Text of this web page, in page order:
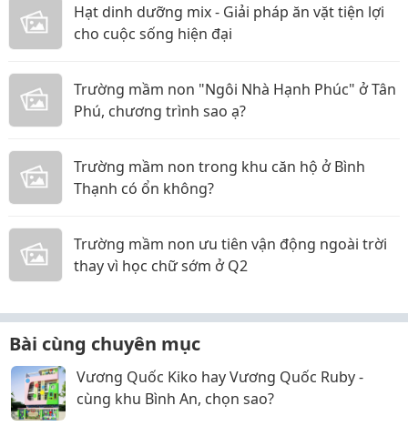
Hạt dinh dưỡng mix - Giải pháp ăn vặt tiện lợi
cho cuộc sống hiện đại
Trường mầm non "Ngôi Nhà Hạnh Phúc" ở Tân
Phú, chương trình sao ạ?
Trường mầm non trong khu căn hộ ở Bình
Thạnh có ổn không?
Trường mầm non ưu tiên vận động ngoài trời
thay vì học chữ sớm ở Q2
Bài cùng chuyên mục
Vương Quốc Kiko hay Vương Quốc Ruby -
cùng khu Bình An, chọn sao?